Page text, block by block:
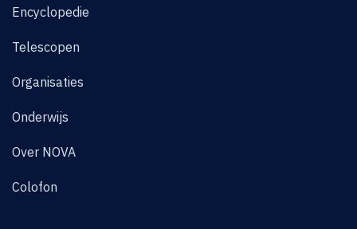
Encyclopedie
Telescopen
Organisaties
Onderwijs
Over NOVA
Colofon